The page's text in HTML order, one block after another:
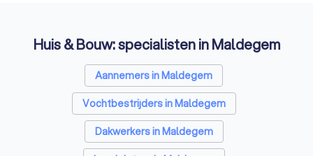
Huis & Bouw: specialisten in Maldegem
Aannemers in Maldegem
Vochtbestrijders in Maldegem
Dakwerkers in Maldegem